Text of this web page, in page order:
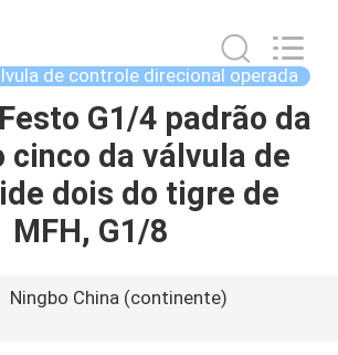
de controle direcional operada
G1/4 padrão da
cinco da válvula de
dois do tigre de
MFH, G1/8
Ningbo China (continente)